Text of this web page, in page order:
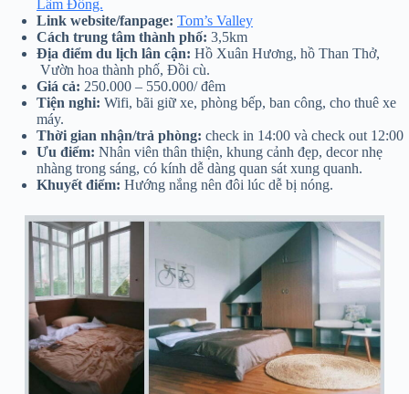
Lâm Đồng.
Link website/fanpage: Tom’s Valley
Cách trung tâm thành phố: 3,5km
Địa điểm du lịch lân cận: Hồ Xuân Hương, hồ Than Thở,
Vườn hoa thành phố, Đồi cù.
Giá cả: 250.000 – 550.000/ đêm
Tiện nghi: Wifi, bãi giữ xe, phòng bếp, ban công, cho thuê xe
máy.
Thời gian nhận/trả phòng: check in 14:00 và check out 12:00
Ưu điểm: Nhân viên thân thiện, khung cảnh đẹp, decor nhẹ
nhàng trong sáng, có kính dễ dàng quan sát xung quanh.
Khuyết điểm: Hướng nắng nên đôi lúc dễ bị nóng.